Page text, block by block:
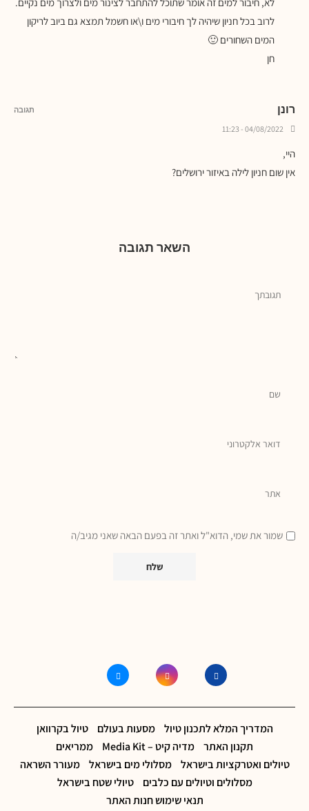
לרוב בכל חניון שיהיה לך חיבורי מים ו\או חשמל תמצא גם ביוב לריקון
המים השחורים 🙂
חן
רונן
04/08/2022 - 11:23
היי,
אין שום חניון לילה באיזור ירושלים?
תגובה
השאר תגובה
שמור את שמי, הדוא"ל ואתר זה בפעם הבאה שאני מגיב/ה
המדריך המלא לתכנון טיול מסעות בעולם
טיול בקרוואן
תקנון האתר
מדיה קיט – Media Kit
ממריאים
טיולים ואטרקציות בישראל
מסלולי מים בישראל
מעורר השראה
מסלולים וטיולים עם כלבים
טיולי שטח בישראל
תנאי שימוש חנות האתר